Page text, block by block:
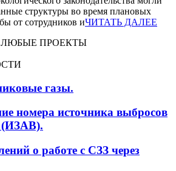
структуры во время плановых
от сотрудников иЧИТАТЬ ДАЛЕЕ
ЛЮБЫЕ ПРОЕКТЫ
газы.
номера источника выбросов
(ИЗАВ).
о работе с СЗЗ через